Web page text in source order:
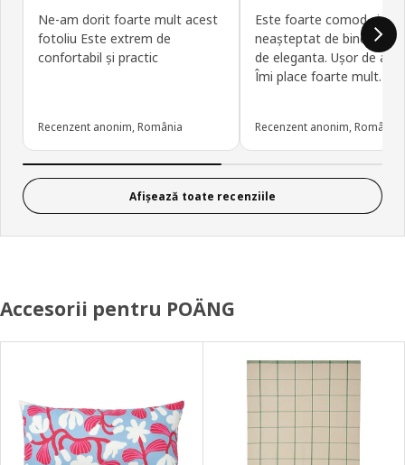
Ne-am dorit foarte mult acest
fotoliu Este extrem de
confortabil și practic
Recenzent anonim, România
Este foarte comod și
neașteptat de bine, cu o
de eleganta. Ușor de
Îmi place foarte mult.
Recenzent anonim, România
Afișează toate recenziile
Accesorii pentru POÄNG